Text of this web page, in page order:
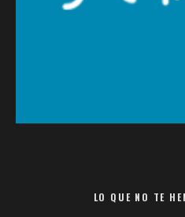
LO QUE NO TE